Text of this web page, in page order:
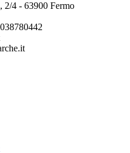
2/4 - 63900 Fermo